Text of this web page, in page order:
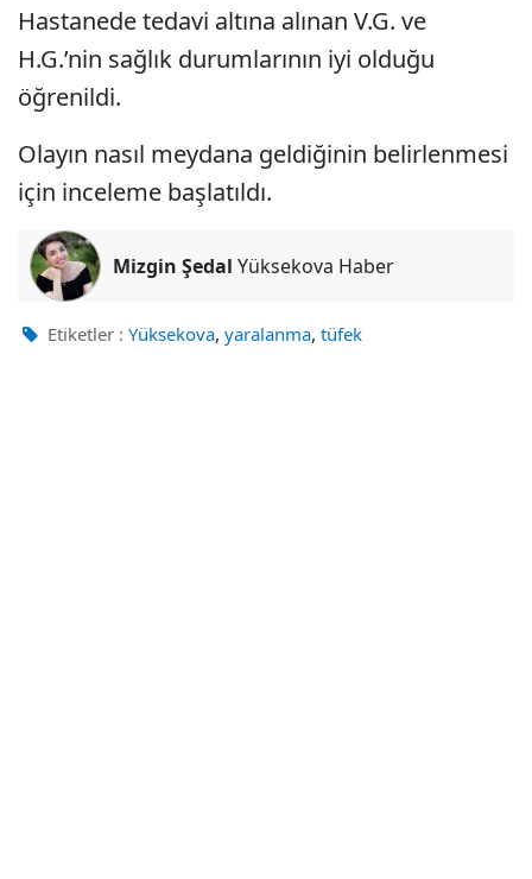
Hastanede tedavi altına alınan V.G. ve
H.G.’nin sağlık durumlarının iyi olduğu
öğrenildi.
Olayın nasıl meydana geldiğinin belirlenmesi
için inceleme başlatıldı.
Mizgin Şedal Yüksekova Haber
Etiketler : Yüksekova, yaralanma, tüfek